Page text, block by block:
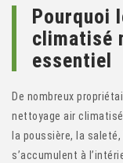
Pourquoi
climatisé
essentiel
De nombreux
nettoyage air
la poussière, la
s’accumulent à